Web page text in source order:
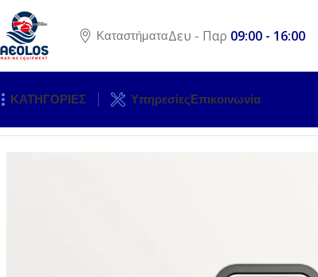
ΚαταστήματαΔευ - Παρ 09:00 - 16:00
ΚΑΤΗΓΟΡΙΕΣ ΥπηρεσίεςΕπικοινωνία